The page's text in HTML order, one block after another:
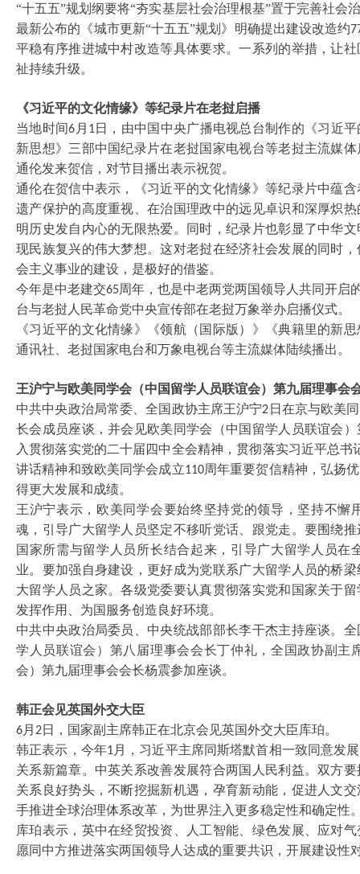
“十五五”规划纲要将“夯实基层社会治理根基”置于完善社会
最新公布的《城市更新“十五五”规划》明确提出建设改造约
平稳有序推进城中村改造等具体要求。一系列的举措，让
祉持续升级。
《习近平的文化情缘》等纪录片在老挝启播
当地时间6 月 1日，由中国中央广播电视总台制作的《习近
新思想》三部中国纪录片在老挝国家电视台等老挝主流媒
通伦发来贺信，对节目播出表示祝贺。
通伦在贺信中表示，《习近平的文化情缘》等纪录片中蕴
遗产保护的高度重视、在治国理政中的远见卓识和深厚炽
明历史发自内心的无限热爱。同时，纪录片也彰显了中华
现民族复兴的伟大梦想。这对老挝在经济社会发展的同时
会主义事业的建设，是极好的借鉴。
今年是中老建交65周年，也是中老两党两国领导人共同开启
台与老挝人民革命党中央宣传部在老挝万象举办启播仪式。
《习近平的文化情缘》《领航（国际版）》《典籍里的新
通讯社、老挝国家电台和万象电视台等主流媒体陆续播出。
王沪宁与欧美同学会（中国留学人员联谊会）第九届理事会
中共中央政治局常委、全国政协主席王沪宁2 日在京与欧美
长会成员座谈，并会见欧美同学会（中国留学人员联谊会
入贯彻落实党的二十届四中全会精神，贯彻落实习近平总书
讲话精神和致欧美同学会成立110周年重要贺信精神，弘扬
得更大发展和成绩。
王沪宁表示，欧美同学会要始终坚持党的领导，坚持不懈
魂，引导广大留学人员坚定不移听党话、跟党走。要围绕
国家所需与留学人员所长结合起来，引导广大留学人员
业。要加强自身建设，更好成为党联系广大留学人员的桥
大留学人员之家。各级党委要认真贯彻落实党和国家关于
发挥作用、为国服务创造良好环境。
中共中央政治局委员、中央统战部部长李干杰主持座谈。
学人员联谊会）第八届理事会会长丁仲礼，全国政协副主
会）第九届理事会会长杨震参加座谈。
韩正会见英国外交大臣
6月 2日，国家副主席韩正在北京会见英国外交大臣库珀。
韩正表示，今年1月，习近平主席同斯塔默首相一致同意发
关系新篇章。中英关系改善发展符合两国人民利益。双方
关系良好势头，不断挖掘新机遇，孕育新动能，促进人文
手推进全球治理体系改革，为世界注入更多稳定性和确定性
库珀表示，英中在经贸投资、人工智能、绿色发展、应对
愿同中方推进落实两国领导人达成的重要共识，开展建设性